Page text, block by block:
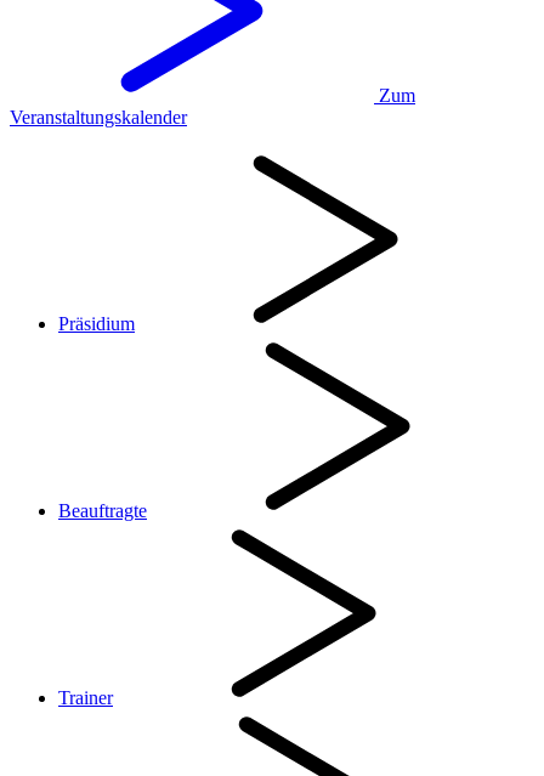
Zum
Veranstaltungskalender
Präsidium
Beauftragte
Trainer